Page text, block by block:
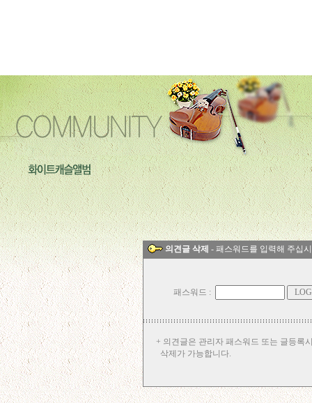
의견글 삭제 - 패스워드를 입력해 주십
패스워드 :
+ 의견글은 관리자 패스워드 또는 글등록
삭제가 가능합니다.